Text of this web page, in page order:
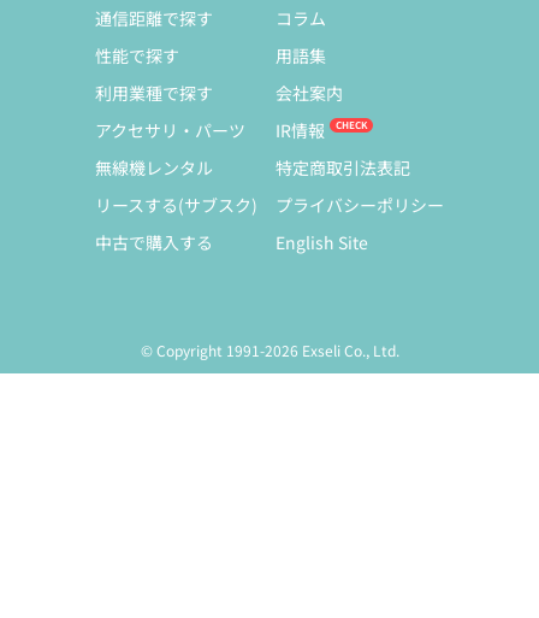
通信距離で探す
性能で探す
利用業種で探す
アクセサリ・パーツ
無線機レンタル
リースする(サブスク)
中古で購入する
コラム
用語集
会社案内
IR情報
特定商取引法表記
プライバシーポリシー
English Site
© Copyright 1991-2026 Exseli Co., Ltd.